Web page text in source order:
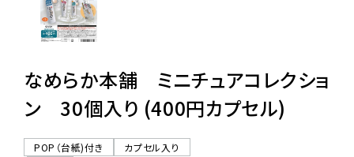
06-6282-7659
なめらか本舗 ミニチュアコレクショ
ン 30個入り (400円カプセル)
POP（台紙)付き
カプセル入り